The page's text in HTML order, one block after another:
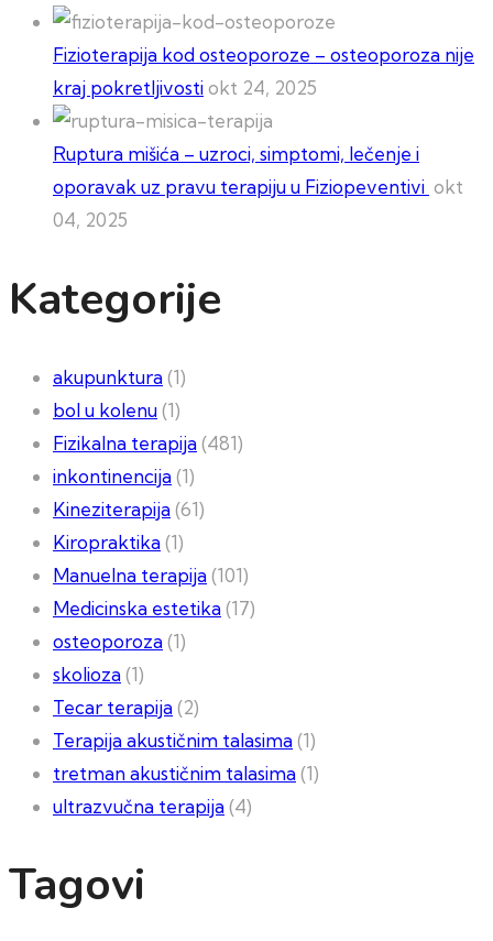
Fizioterapija kod osteoporoze – osteoporoza nije
kraj pokretljivostiokt 24, 2025
Ruptura mišića – uzroci, simptomi, lečenje i
oporavak uz pravu terapiju u Fiziopeventivi okt
04, 2025
Kategorije
akupunktura(1)
bol u kolenu(1)
Fizikalna terapija(481)
inkontinencija(1)
Kineziterapija(61)
Kiropraktika(1)
Manuelna terapija(101)
Medicinska estetika(17)
osteoporoza(1)
skolioza(1)
Tecar terapija(2)
Terapija akustičnim talasima(1)
tretman akustičnim talasima(1)
ultrazvučna terapija(4)
Tagovi